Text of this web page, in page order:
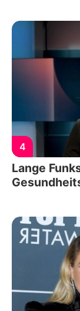
4
Lange